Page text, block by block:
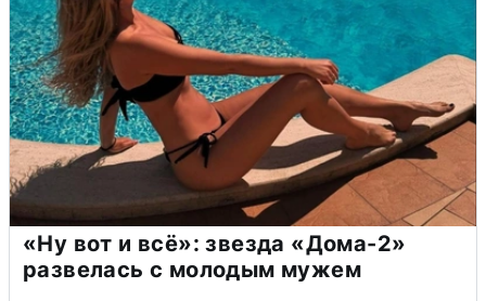
«Ну вот и всё»: звезда «Дома-2»
развелась с молодым мужем